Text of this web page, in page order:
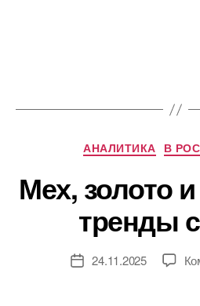
АНАЛИТИКА В
Мех, золото
тренды
Дата24.11.2025